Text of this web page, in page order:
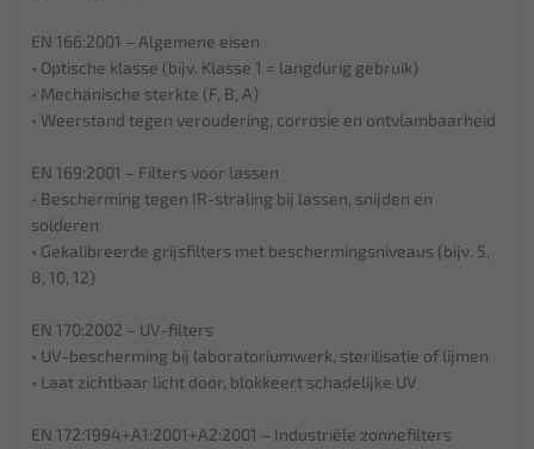
EN 166:2001 – Algemene eisen
• Optische klasse (bijv. Klasse 1 = langdurig gebruik)
• Mechanische sterkte (F, B, A)
• Weerstand tegen veroudering, corrosie en ontvlambaarheid
EN 169:2001 – Filters voor lassen
• Bescherming tegen IR-straling bij lassen, snijden en
solderen
• Gekalibreerde grijsfilters met beschermingsniveaus (bijv. 5,
8, 10, 12)
EN 170:2002 – UV-filters
• UV-bescherming bij laboratoriumwerk, sterilisatie of lijmen
• Laat zichtbaar licht door, blokkeert schadelijke UV
EN 172:1994+A1:2001+A2:2001 – Industriële zonnefilters